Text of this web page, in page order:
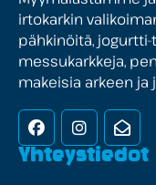
irtokarkin
pähkinöitä,
messukarkkeja,
makeisia arkeen ja
FacebookInstagram
Yhteystiedot